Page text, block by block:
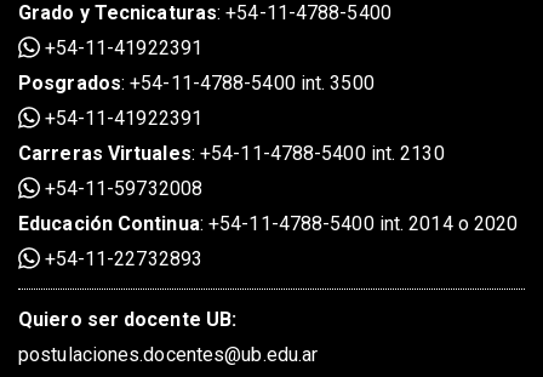
Grado y Tecnicaturas:+54-11-4788-5400
+54-11-41922391
Posgrados:+54-11-4788-5400 int. 3500
+54-11-41922391
Carreras Virtuales:+54-11-4788-5400 int. 2130
+54-11-59732008
Educación Continua:+54-11-4788-5400 int. 2014 o 2020
+54-11-22732893
Quiero ser docente UB:
postulaciones.docentes@ub.edu.ar